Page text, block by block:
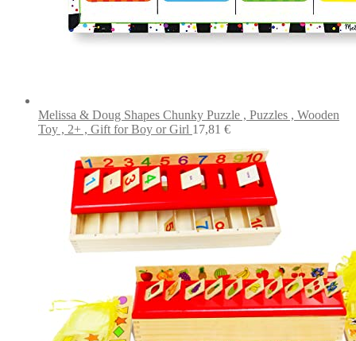
Melissa & Doug Shapes Chunky Puzzle , Puzzles , Wooden
Toy , 2+ , Gift for Boy or Girl 17,81 €